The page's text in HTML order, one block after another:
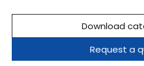
Download
Request a